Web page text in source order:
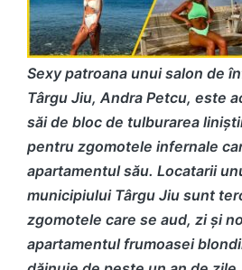
Sexy patroana unui salon de
Târgu Jiu, Andra Petcu, este
săi de bloc de tulburarea
pentru zgomotele infernale
apartamentul său. Locatarii
municipiului Târgu Jiu sunt
zgomotele care se aud, zi și
apartamentul frumoasei